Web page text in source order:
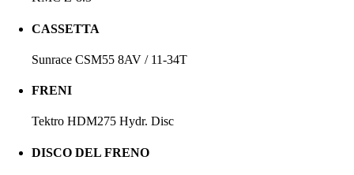
CASSETTA
Sunrace CSM55 8AV / 11-34T
FRENI
Tektro HDM275 Hydr. Disc
DISCO DEL FRENO